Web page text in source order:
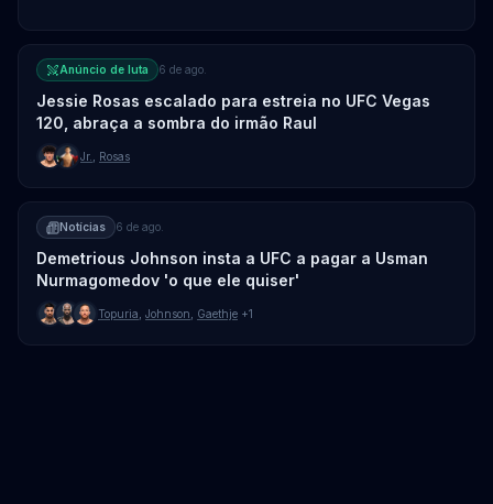
Anúncio de luta 6 de ago.
Jessie Rosas escalado para estreia no UFC Vegas
120, abraça a sombra do irmão Raul
Jr. Rosas
Notícias 6 de ago.
Demetrious Johnson insta a UFC a pagar a Usman
Nurmagomedov 'o que ele quiser'
Topuria Johnson Gaethje +1